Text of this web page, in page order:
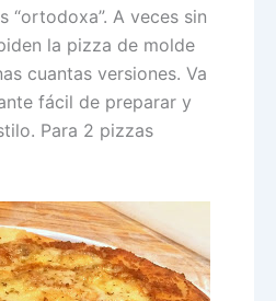
“ortodoxa”. A veces sin
la pizza de molde
cuantas versiones. Va
fácil de preparar y
Para 2 pizzas